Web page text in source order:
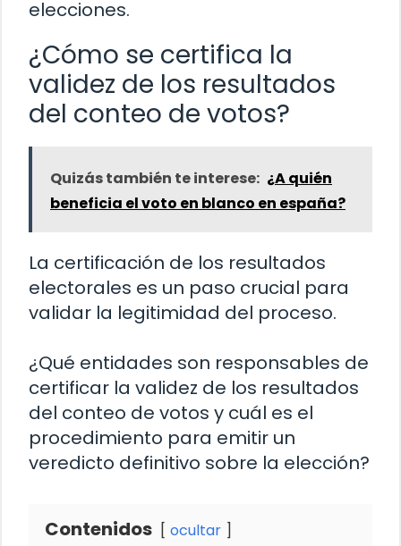
elecciones.
¿Cómo se certifica la
validez de los resultados
del conteo de votos?
Quizás también te interese: ¿A quién
beneficia el voto en blanco en españa?
La certificación de los resultados
electorales es un paso crucial para
validar la legitimidad del proceso.
¿Qué entidades son responsables de
certificar la validez de los resultados
del conteo de votos y cuál es el
procedimiento para emitir un
veredicto definitivo sobre la elección?
Contenidos ocultar